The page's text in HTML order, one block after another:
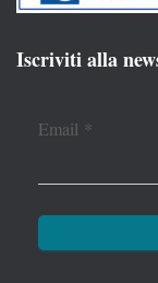
Iscriviti alla
Email *